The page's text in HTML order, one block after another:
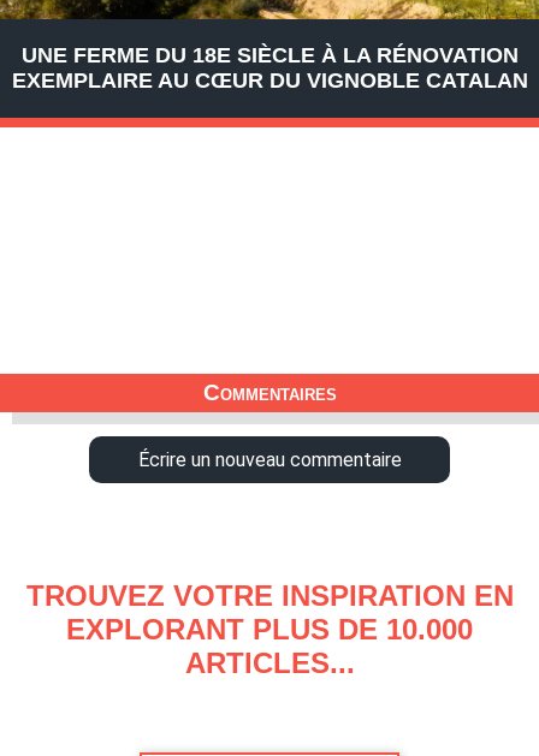
UNE FERME DU 18E SIÈCLE À LA RÉNOVATION
EXEMPLAIRE AU CŒUR DU VIGNOBLE CATALAN
Commentaires
Écrire un nouveau commentaire
TROUVEZ VOTRE INSPIRATION EN
EXPLORANT PLUS DE 10.000
ARTICLES...